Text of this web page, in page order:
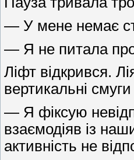
— У мене немає
— Я не питала про
Ліфт відкрився.
вертикальні смуги
— Я фіксую
взаємодіяв із
активність не